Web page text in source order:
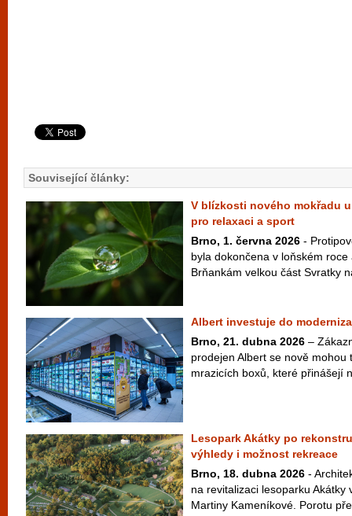
Související články:
V blízkosti nového mokřadu
pro relaxaci a sport
Brno, 1. června 2026 -
byla dokončena v loňském
Brňankám velkou část Svratky
Albert investuje do
Brno, 21. dubna 2026 –
prodejen Albert se nově
mrazicích boxů, které přinášejí
Lesopark Akátky po
výhledy i možnost rekreace
Brno, 18. dubna 2026 -
na revitalizaci lesoparku Akátky
Martiny Kameníkové. Porotu